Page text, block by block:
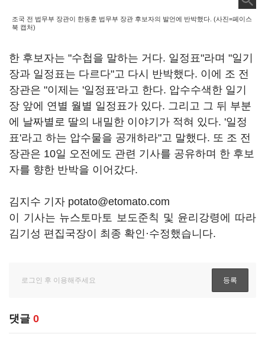
조국 전 법무부 장관이 한동훈 법무부 장관 후보자의 발언에 반박했다. (사진=페이스
북 캡처)
한 후보자는 "수첩을 말하는 거다. 일정표"라며 "일기
장과 일정표는 다르다"고 다시 반박했다. 이에 조 전
장관은 "이제는 '일정표'라고 한다. 압수수색한 일기
장 앞에 연별 월별 일정표가 있다. 그리고 그 뒤 부분
에 날짜별로 딸의 내밀한 이야기가 적혀 있다. '일정
표'라고 하는 압수물을 공개하라"고 말했다. 또 조 전
장관은 10일 오전에도 관련 기사를 공유하며 한 후보
자를 향한 반박을 이어갔다.
김지수 기자 potato@etomato.com
이 기사는 뉴스토마토 보도준칙 및 윤리강령에 따라
김기성 편집국장이 최종 확인·수정했습니다.
댓글 0